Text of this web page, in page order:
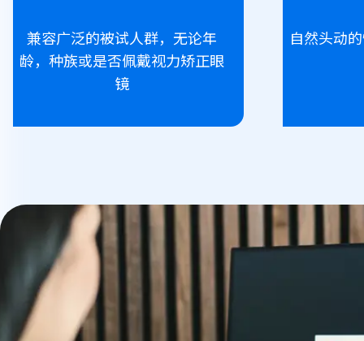
兼容广泛的被试人群，无论年
龄，种族或是否佩戴视力矫正眼
镜
自然头动